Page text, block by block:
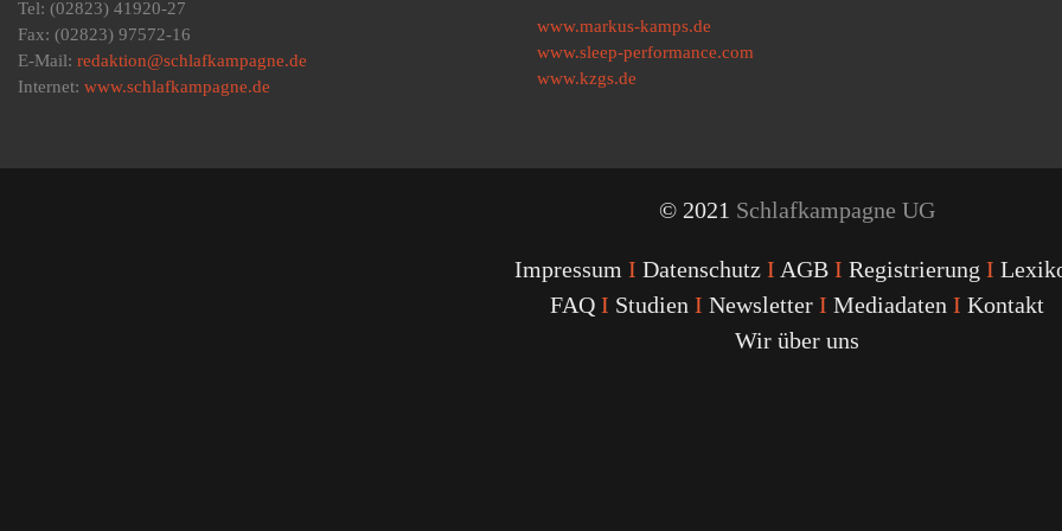
Tel: (02823) 41920-27
Fax: (02823) 97572-16
E-Mail: redaktion@schlafkampagne.de
Internet: www.schlafkampagne.de
www.markus-kamps.de
www.sleep-performance.com
www.kzgs.de
© 2021 Schlafkampagne UG
Impressum I Datenschutz I AGB I Registrierung I
FAQ I Studien I Newsletter I Mediadaten I Kontakt
Wir über uns